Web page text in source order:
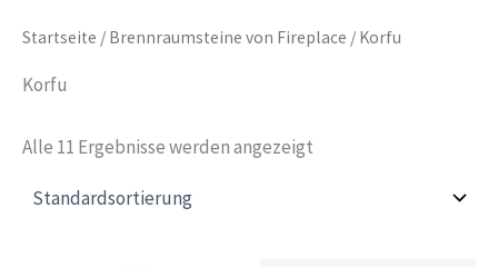
Startseite / Brennraumsteine von Fireplace / Korfu
Korfu
Alle 11 Ergebnisse werden angezeigt